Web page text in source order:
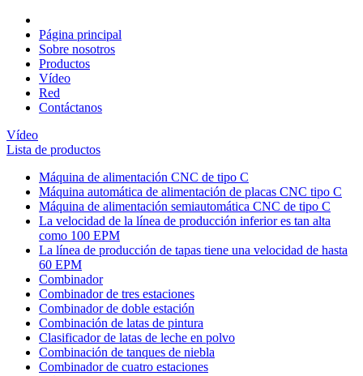
Página principal
Sobre nosotros
Productos
Vídeo
Red
Contáctanos
Vídeo
Lista de productos
Máquina de alimentación CNC de tipo C
Máquina automática de alimentación de placas CNC tipo C
Máquina de alimentación semiautomática CNC de tipo C
La velocidad de la línea de producción inferior es tan alta
como 100 EPM
La línea de producción de tapas tiene una velocidad de hasta
60 EPM
Combinador
Combinador de tres estaciones
Combinador de doble estación
Combinación de latas de pintura
Clasificador de latas de leche en polvo
Combinación de tanques de niebla
Combinador de cuatro estaciones